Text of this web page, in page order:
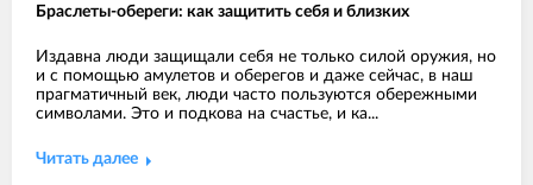
Браслеты-обереги: как защитить себя и близких
Издавна люди защищали себя не только силой оружия, но
и с помощью амулетов и оберегов и даже сейчас, в наш
прагматичный век, люди часто пользуются обережными
символами. Это и подкова на счастье, и ка...
Читать далее